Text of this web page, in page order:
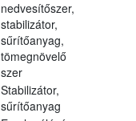
nedvesítőszer,
stabilizátor,
sűrítőanyag,
tömegnövelő
szer
Stabilizátor,
sűrítőanyag